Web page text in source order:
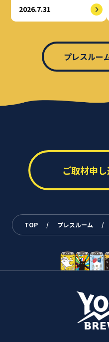
2026.7.31
プレスルー
ご取材申
TOP / プレスルーム /